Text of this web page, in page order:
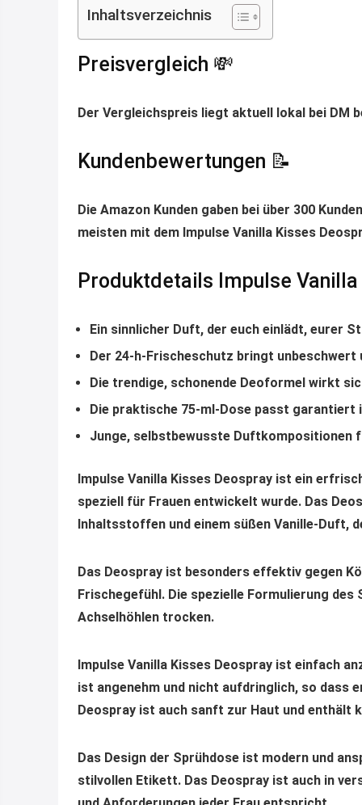
Inhaltsverzeichnis
Preisvergleich 💸
Der Vergleichspreis liegt aktuell lokal bei DM
Kundenbewertungen 📝
Die Amazon Kunden gaben bei über 300
meisten mit dem Impulse Vanilla Kisses
Produktdetails Impulse
Ein sinnlicher Duft, der euch einlädt, eurer
Der 24-h-Frischeschutz bringt unbeschwert
Die trendige, schonende Deoformel wirkt
Die praktische 75-ml-Dose passt garantiert
Junge, selbstbewusste Duftkompositionen
Impulse Vanilla Kisses Deospray ist ein
speziell für Frauen entwickelt wurde. Das
Inhaltsstoffen und einem süßen Vanille-Duft,
Das Deospray ist besonders effektiv gegen
Frischegefühl. Die spezielle Formulierung
Achselhöhlen trocken.
Impulse Vanilla Kisses Deospray ist einfach
ist angenehm und nicht aufdringlich, so dass
Deospray ist auch sanft zur Haut und enthält
Das Design der Sprühdose ist modern und
stilvollen Etikett. Das Deospray ist auch in